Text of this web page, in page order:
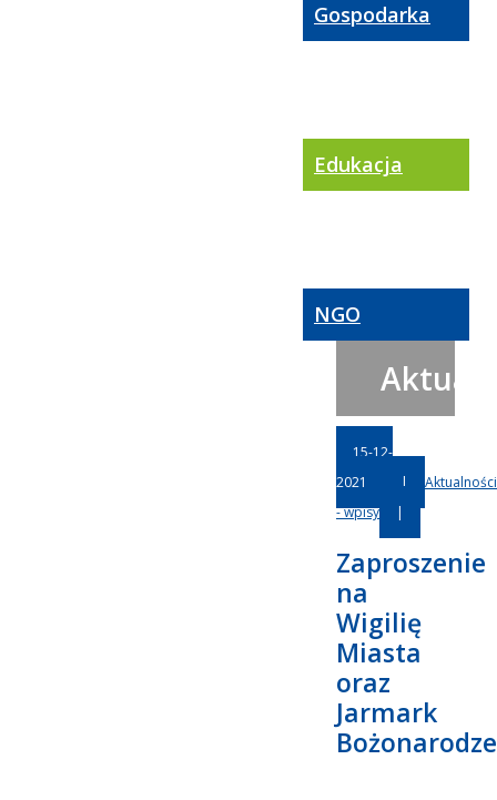
Gospodarka
Edukacja
NGO
15-12-
2021
|
Aktualności
- wpisy
|
Zaproszenie
na
Wigilię
Miasta
oraz
Jarmark